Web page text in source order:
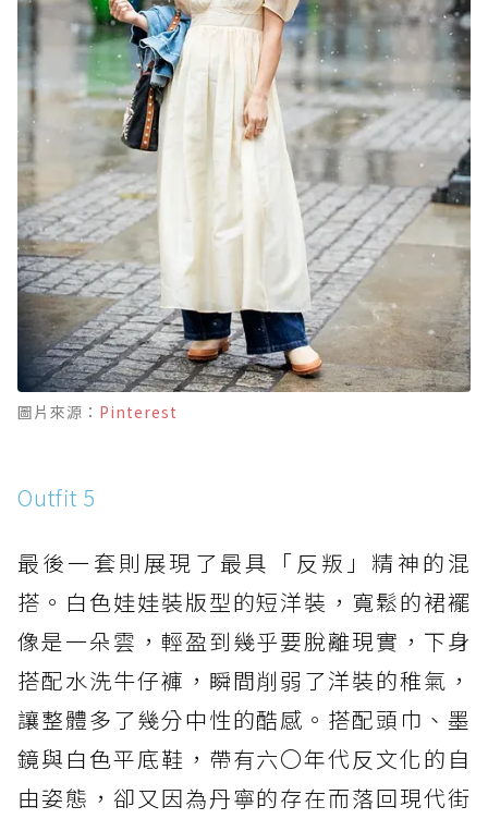
圖片來源： Pinterest
Outfit 5
最後一套則展現了最具「反叛」精神的混
搭。白色娃娃裝版型的短洋裝，寬鬆的裙襬
像是一朵雲，輕盈到幾乎要脫離現實，下身
搭配水洗牛仔褲，瞬間削弱了洋裝的稚氣，
讓整體多了幾分中性的酷感。搭配頭巾、墨
鏡與白色平底鞋，帶有六〇年代反文化的自
由姿態，卻又因為丹寧的存在而落回現代街